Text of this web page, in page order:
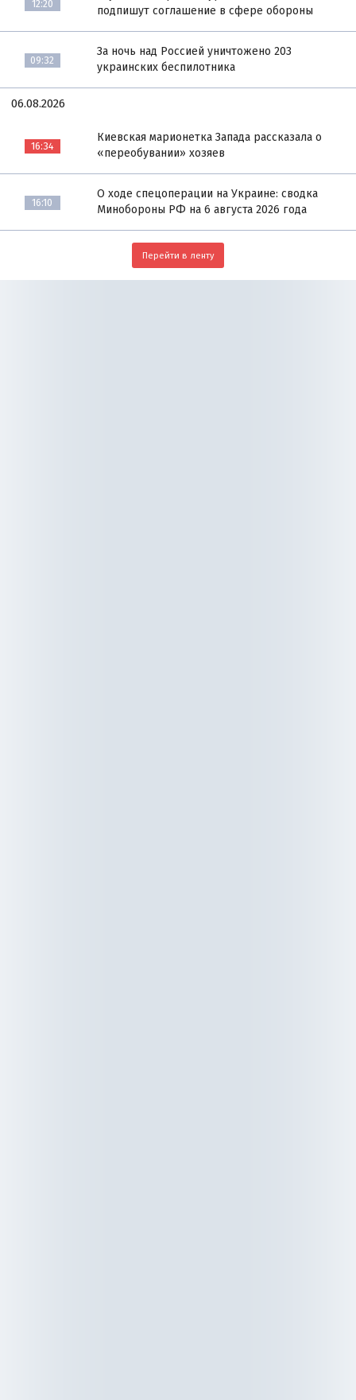
12:20
подпишут соглашение в сфере обороны
09:32
За ночь над Россией уничтожено 203
украинских беспилотника
06.08.2026
16:34
Киевская марионетка Запада рассказала о
«переобувании» хозяев
16:10
О ходе спецоперации на Украине: сводка
Минобороны РФ на 6 августа 2026 года
Перейти в ленту